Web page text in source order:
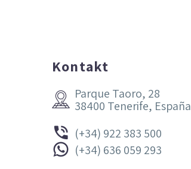
Kontakt

 Parque Taoro, 28
38400 Tenerife, España

 (+34) 922 383 500

 (+34) 636 059 293